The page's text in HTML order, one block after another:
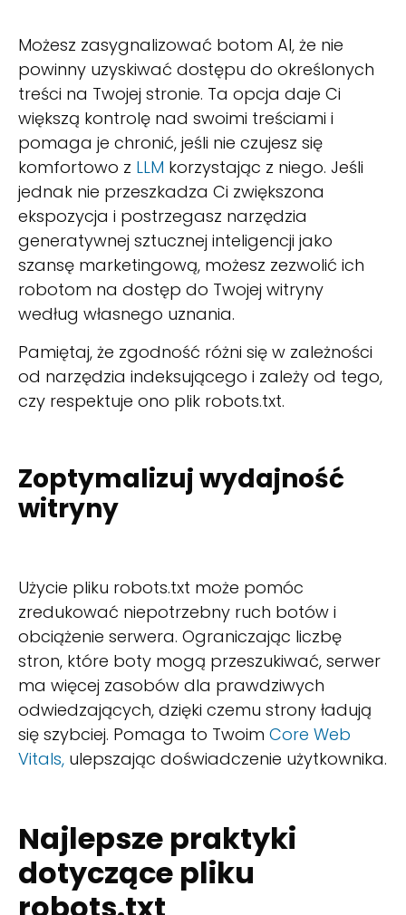
Możesz zasygnalizować botom AI, że nie
powinny uzyskiwać dostępu do określonych
treści na Twojej stronie. Ta opcja daje Ci
większą kontrolę nad swoimi treściami i
pomaga je chronić, jeśli nie czujesz się
komfortowo z LLM korzystając z niego. Jeśli
jednak nie przeszkadza Ci zwiększona
ekspozycja i postrzegasz narzędzia
generatywnej sztucznej inteligencji jako
szansę marketingową, możesz zezwolić ich
robotom na dostęp do Twojej witryny
według własnego uznania.
Pamiętaj, że zgodność różni się w zależności
od narzędzia indeksującego i zależy od tego,
czy respektuje ono plik robots.txt.
Zoptymalizuj wydajność
witryny
Użycie pliku robots.txt może pomóc
zredukować niepotrzebny ruch botów i
obciążenie serwera. Ograniczając liczbę
stron, które boty mogą przeszukiwać, serwer
ma więcej zasobów dla prawdziwych
odwiedzających, dzięki czemu strony ładują
się szybciej. Pomaga to Twoim Core Web
Vitals, ulepszając doświadczenie użytkownika.
Najlepsze praktyki
dotyczące pliku